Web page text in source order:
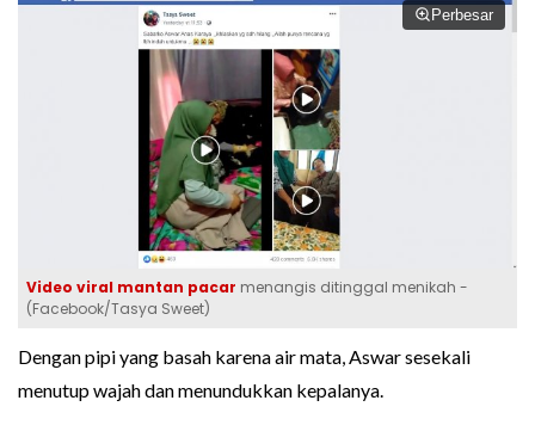
Perbesar
Video viral mantan pacar menangis ditinggal menikah -
(Facebook/Tasya Sweet)
Dengan pipi yang basah karena air mata, Aswar sesekali
menutup wajah dan menundukkan kepalanya.